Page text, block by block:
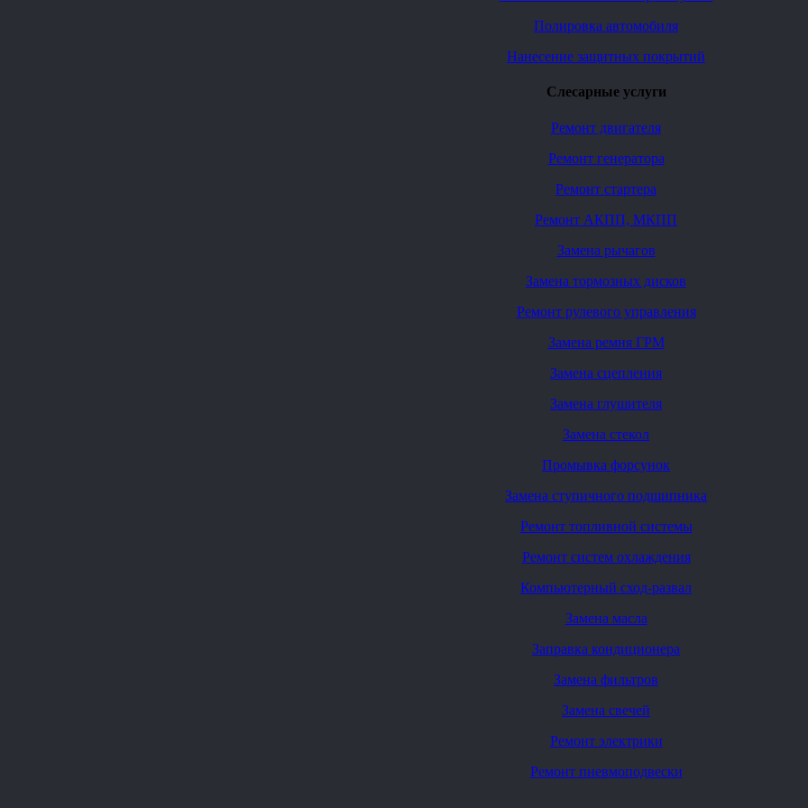
Полировка автомобиля
Нанесение защитных покрытий
Слесарные услуги
Ремонт двигателя
Ремонт генератора
Ремонт стартера
Ремонт АКПП, МКПП
Замена рычагов
Замена тормозных дисков
Ремонт рулевого управления
Замена ремня ГРМ
Замена сцепления
Замена глушителя
Замена стекол
Промывка форсунок
Замена ступичного подшипника
Ремонт топливной системы
Ремонт систем охлаждения
Компьютерный сход-развал
Замена масла
Заправка кондиционера
Замена фильтров
Замена свечей
Ремонт электрики
Ремонт пневмоподвески